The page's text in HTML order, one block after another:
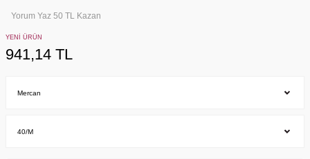
Yorum Yaz 50 TL Kazan
YENİ ÜRÜN
941,14 TL